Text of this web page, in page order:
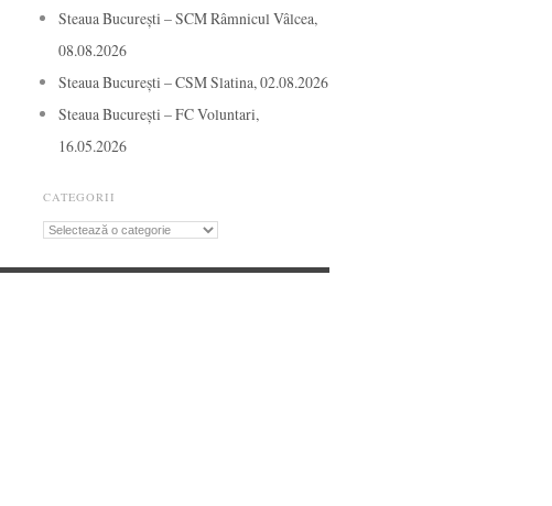
Steaua București – SCM Râmnicul Vâlcea,
08.08.2026
Steaua București – CSM Slatina, 02.08.2026
Steaua București – FC Voluntari,
16.05.2026
CATEGORII
Categorii